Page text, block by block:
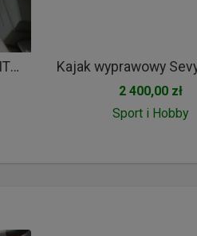
Orbitrek - Technogym EXCITE 500 - eliptyk
2 400,00 zł
Sport i Hobby